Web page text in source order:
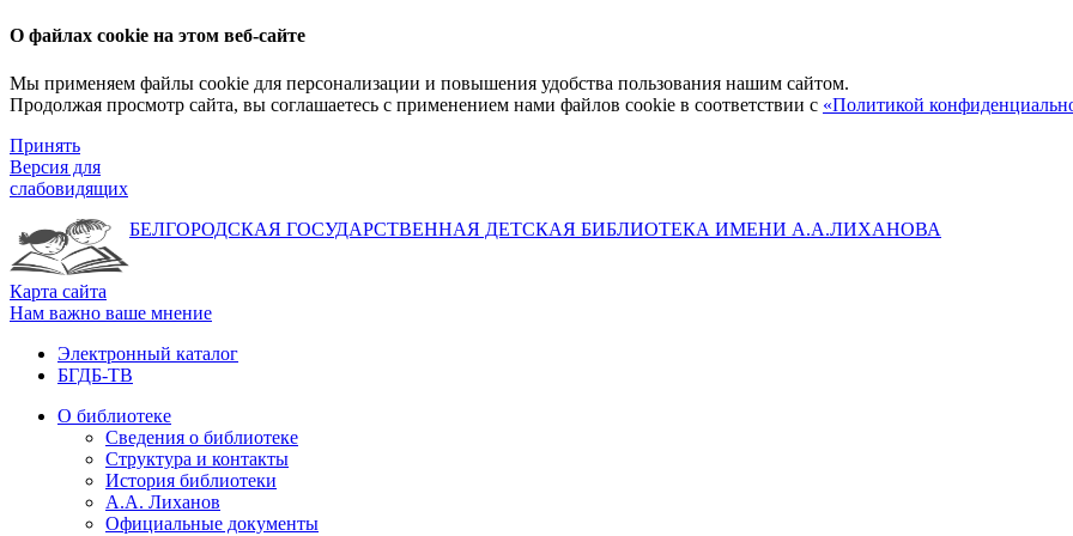
О файлах cookie на этом веб-сайте
Мы применяем файлы cookie для персонализации и повышения удобства пользования нашим сайтом.
Продолжая просмотр сайта, вы соглашаетесь с применением нами файлов cookie в соответствии с «Политикой
Принять
Версия для
слабовидящих
БЕЛГОРОДСКАЯ ГОСУДАРСТВЕННАЯ ДЕТСКАЯ БИБЛИОТЕКА ИМЕНИ А.А.ЛИХАНОВА
Карта сайта
Нам важно ваше мнение
Электронный каталог
БГДБ-ТВ
О библиотеке
Сведения о библиотеке
Структура и контакты
История библиотеки
А.А. Лиханов
Официальные документы